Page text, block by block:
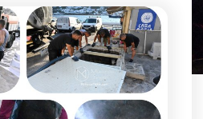
Council Mykonos: Η